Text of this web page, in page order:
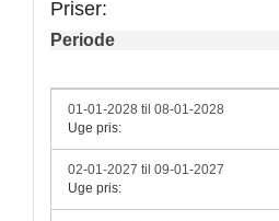
Priser:
Periode
01-01-2028 til 08-01-2028
Uge pris:
02-01-2027 til 09-01-2027
Uge pris: